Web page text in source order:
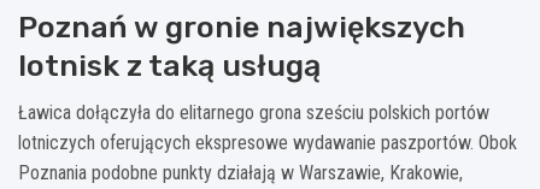
Poznań w gronie największych
lotnisk z taką usługą
Ławica dołączyła do elitarnego grona sześciu polskich portów
lotniczych oferujących ekspresowe wydawanie paszportów. Obok
Poznania podobne punkty działają w Warszawie, Krakowie,